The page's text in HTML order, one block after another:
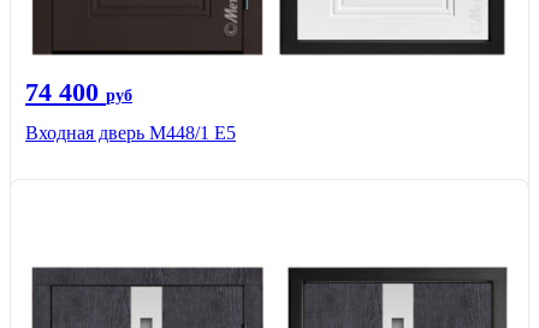
74 400 руб
Входная дверь М448/1 Е5